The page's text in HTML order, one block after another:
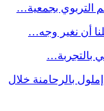
التربوي بجمعية…
أن نغير وجه…
بالتجربة…
بالرحامنة خلال